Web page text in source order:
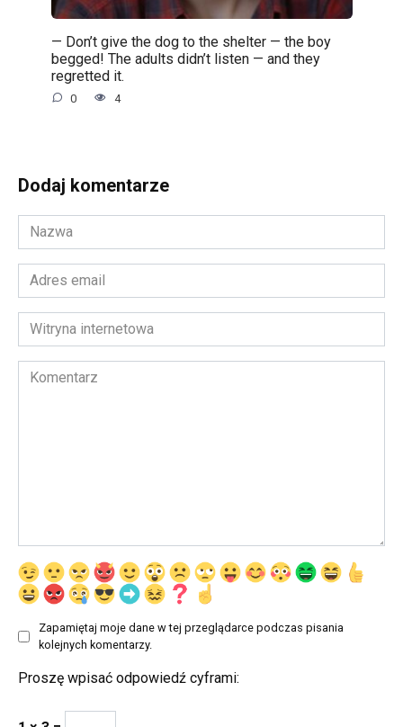
— Don’t give the dog to the shelter — the boy
begged! The adults didn’t listen — and they
regretted it.
0 4
Dodaj komentarze
Nazwa
*
Adres
email
*Witryna
internetowa
Komentarz
Zapamiętaj moje dane w tej przeglądarce podczas pisania
kolejnych komentarzy.
Proszę wpisać odpowiedź cyframi: